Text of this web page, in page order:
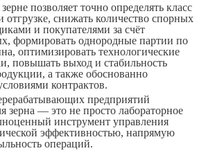
позволяет точно определять класс
отгрузке, снижать количество спорных
и покупателями за счёт
формировать однородные партии по
оптимизировать технологические
повышать выход и стабильность
а также обоснованно
контрактов.
предприятий
зерна — это не просто лабораторное
инструмент управления
эффективностью, напрямую
операций.